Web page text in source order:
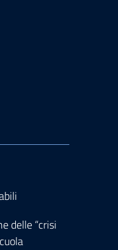
delle “crisi